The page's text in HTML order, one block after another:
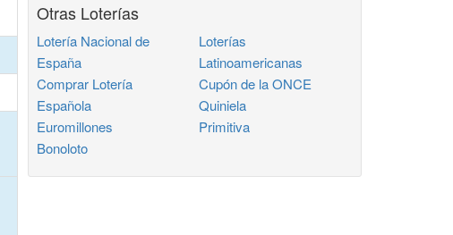
Otras Loterías
Lotería Nacional de
España
Comprar Lotería
Española
Euromillones
Bonoloto
Loterías
Latinoamericanas
Cupón de la ONCE
Quiniela
Primitiva